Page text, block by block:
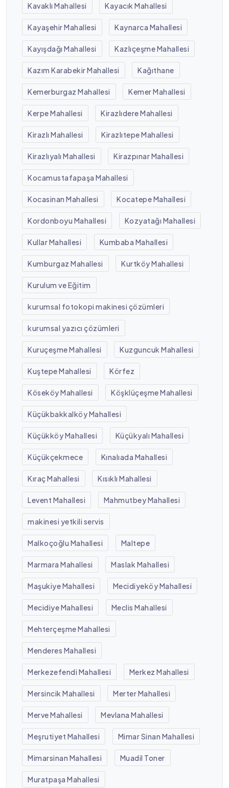
Kavaklı Mahallesi Kayacık Mahallesi
Kayaşehir Mahallesi Kaynarca Mahallesi
Kayışdağı Mahallesi Kazlıçeşme Mahallesi
Kazım Karabekir Mahallesi Kağıthane
Kemerburgaz Mahallesi Kemer Mahallesi
Kerpe Mahallesi Kirazlıdere Mahallesi
Kirazlı Mahallesi Kirazlıtepe Mahallesi
Kirazlıyalı Mahallesi Kirazpınar Mahallesi
Kocamustafapaşa Mahallesi
Kocasinan Mahallesi Kocatepe Mahallesi
Kordonboyu Mahallesi Kozyatağı Mahallesi
Kullar Mahallesi Kumbaba Mahallesi
Kumburgaz Mahallesi Kurtköy Mahallesi
Kurulum ve Eğitim
kurumsal fotokopi makinesi çözümleri
kurumsal yazıcı çözümleri
Kuruçeşme Mahallesi Kuzguncuk Mahallesi
Kuştepe Mahallesi Körfez
Köseköy Mahallesi Köşklüçeşme Mahallesi
Küçükbakkalköy Mahallesi
Küçükköy Mahallesi Küçükyalı Mahallesi
Küçükçekmece Kınalıada Mahallesi
Kıraç Mahallesi Kısıklı Mahallesi
Levent Mahallesi Mahmutbey Mahallesi
makinesi yetkili servis
Malkoçoğlu Mahallesi Maltepe
Marmara Mahallesi Maslak Mahallesi
Maşukiye Mahallesi Mecidiyeköy Mahallesi
Mecidiye Mahallesi Meclis Mahallesi
Mehterçeşme Mahallesi
Menderes Mahallesi
Merkezefendi Mahallesi Merkez Mahallesi
Mersincik Mahallesi Merter Mahallesi
Merve Mahallesi Mevlana Mahallesi
Meşrutiyet Mahallesi Mimar Sinan Mahallesi
Mimarsinan Mahallesi Muadil Toner
Muratpaşa Mahallesi